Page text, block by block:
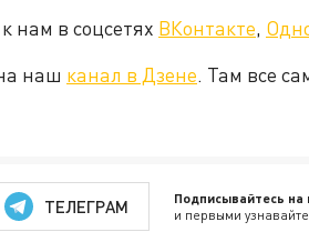
нам в соцсетях ВКонтакте,
наш канал в Дзене. Там все
ТЕЛЕГРАМ Подписывайтесь
и первыми